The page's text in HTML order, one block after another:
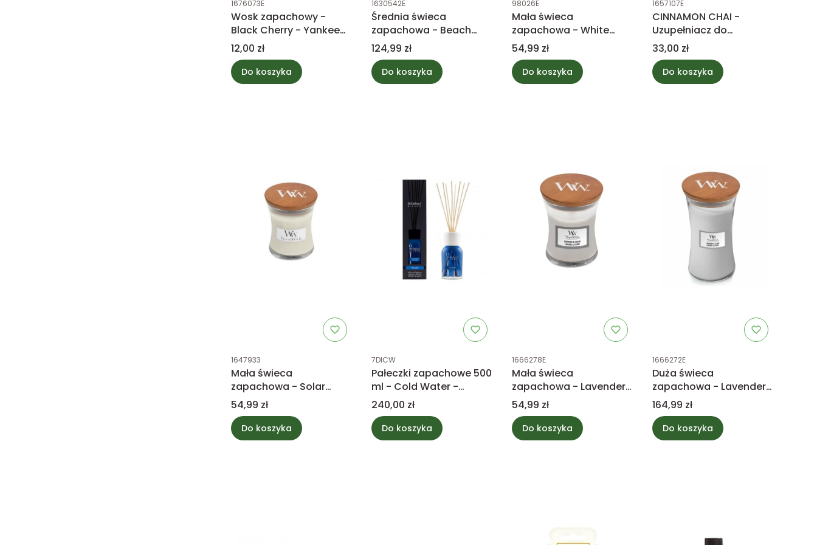
1676073E
Wosk zapachowy -
Black Cherry - Yankee
Candle
Cena
12,00 zł
Do koszyka
1630542E
Średnia świeca
zapachowa - Beach
Escape - Yankee Candle
Cena
124,99 zł
Do koszyka
98026E
Mała świeca
zapachowa - White
honey - WoodWick
Cena
54,99 zł
Do koszyka
1657107E
CINNAMON CHAI -
Uzupełniacz do
pałeczek zapachowych
do samochodu -
WoodWick
Cena
33,00 zł
Do koszyka
Kod produktu
1647933
Mała świeca
zapachowa - Solar
Ylang - WoodWick
Cena
54,99 zł
Do koszyka
Kod produktu
7DICW
Pałeczki zapachowe 500
ml - Cold Water -
Millefiori Milano
Cena
240,00 zł
Do koszyka
Kod produktu
1666278E
Mała świeca
zapachowa - Lavender
& Cedar - WoodWick
Cena
54,99 zł
Do koszyka
Kod produktu
1666272E
Duża świeca
zapachowa - Lavender
Cena
164,99 zł
Do koszyka